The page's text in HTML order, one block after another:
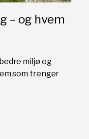
– og hvem
miljø og
som trenger